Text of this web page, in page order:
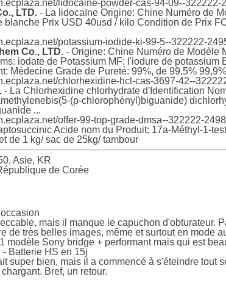
lidocaine-powder-cas-94-09--322222-
LTD. - La lidocaïne Origine: Chine Numéro de
blanche Prix USD 40usd / kilo Condition de Prix
potassium-iodide-ki-99-5--322222-
Co., LTD. - Origine: Chine Numéro de Modèle
iodate de Potassium MF: l'iodure de
Médecine Grade de Pureté: 99%, de 99,5%
chlorhexidine-hcl-cas-3697-42--
- La Chlorhexidine chlorhydrate d'Identification
(p-chlorophényl)biguanide)
...
offer-99-top-grade-dmsa--322222-
Acide nom du Produit: 17a-Méthyl-1-
de 1 kg/ sac de 25kg/ tambour
Asie, KR
de Corée
mais il manque le capuchon d'obturateur.
de très belles images, même et surtout en mode
modèle Sony bridge + performant mais qui est
- Batterie HS en 15j
super bien, mais il a commencé à s'éteindre
Bref, un retour.